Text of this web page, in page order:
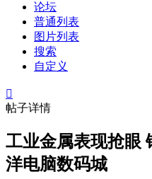
论坛
普通列表
图片列表
搜索
自定义

帖子详情
工业金属表现抢眼
洋电脑数码城